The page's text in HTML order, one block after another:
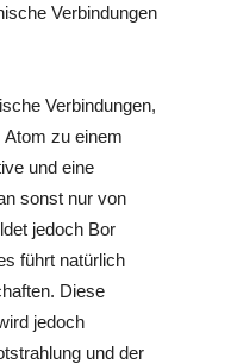
Verbindungen
Verbindungen,
Atom zu einem
und eine
sonst nur von
jedoch Bor
führt natürlich
Diese
jedoch
und der